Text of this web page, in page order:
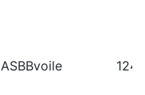
ASBBvoile 124